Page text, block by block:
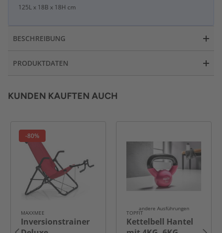
125L x 18B x 18H cm
BESCHREIBUNG
PRODUKTDATEN
KUNDEN KAUFTEN AUCH
-80%
MAXXMEE
Inversionstrainer
andere Ausführungen
TOPFIT
Kettelbell Hantel